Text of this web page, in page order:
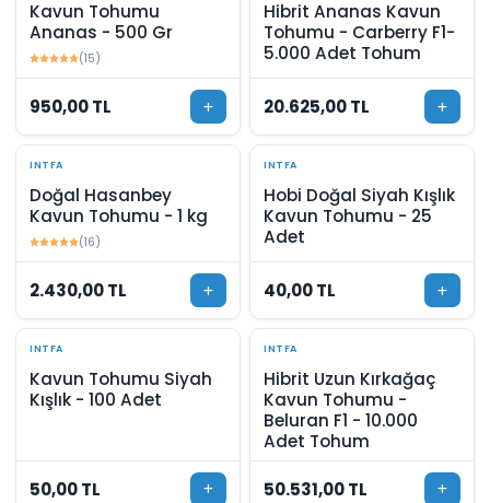
Kavun Tohumu
Ananas - 500 Gr
(15)
950,00 TL
Hibrit Ananas Kavun
Tohumu - Carberry F1-
5.000 Adet Tohum
20.625,00 TL
INTFA
Doğal Hasanbey
Kavun Tohumu - 1 kg
(16)
2.430,00 TL
INTFA
Hobi Doğal Siyah Kışlık
Kavun Tohumu - 25
Adet
40,00 TL
INTFA
Kavun Tohumu Siyah
Kışlık - 100 Adet
50,00 TL
INTFA
Hibrit Uzun Kırkağaç
Kavun Tohumu -
Beluran F1 - 10.000
Adet Tohum
50.531,00 TL